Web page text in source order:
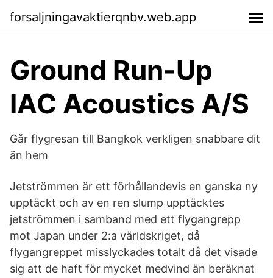
forsaljningavaktierqnbv.web.app
Ground Run-Up
IAC Acoustics A/S
Går flygresan till Bangkok verkligen snabbare dit
än hem
Jetströmmen är ett förhållandevis en ganska ny
upptäckt och av en ren slump upptäcktes
jetströmmen i samband med ett flygangrepp
mot Japan under 2:a världskriget, då
flygangreppet misslyckades totalt då det visade
sig att de haft för mycket medvind än beräknat